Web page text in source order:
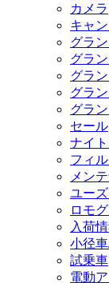
カメラ
キャ
グラ
グラ
グラ
グラ
グラ
セール
ナイ
フィ
メン
ユー
ロモ
入荷
小径
試乗車
電動